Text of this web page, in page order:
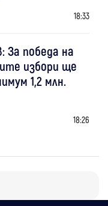
18:33
За победа на
избори ще
1,2 млн.
18:26